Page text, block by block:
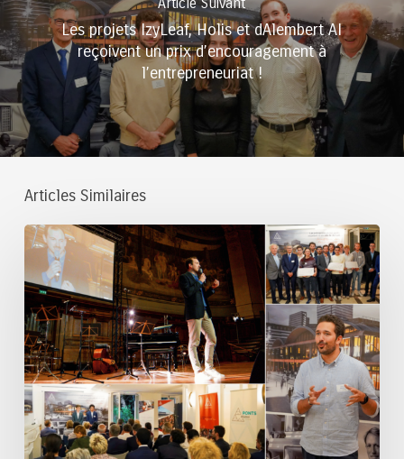
Les projets IzyLeaf, Holis et dAlembert AI
reçoivent un prix d’encouragement à
l’entrepreneuriat !
Articles Similaires
Prêts
d’honneur
aux
startups
accordés
en
2026